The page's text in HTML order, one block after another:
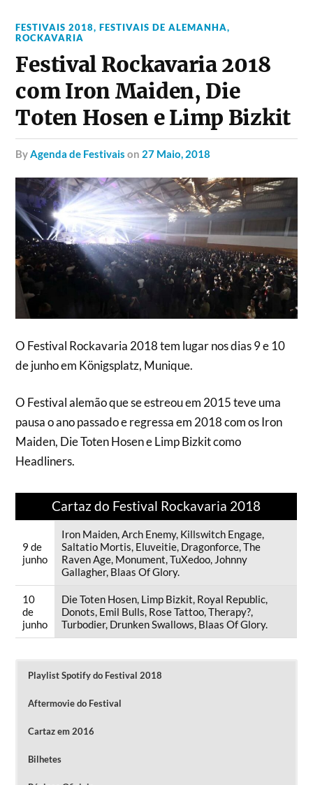
FESTIVAIS 2018,FESTIVAIS DE ALEMANHA,
ROCKAVARIA
Festival Rockavaria 2018
com Iron Maiden, Die
Toten Hosen e Limp Bizkit
byAgenda de Festivais on 27 Maio, 2018
O Festival Rockavaria 2018 tem lugar nos dias 9 e 10
de junho em Königsplatz, Munique.
O Festival alemão que se estreou em 2015 teve uma
pausa o ano passado e regressa em 2018 com os Iron
Maiden, Die Toten Hosen e Limp Bizkit como
Headliners.
Cartaz do Festival Rockavaria 2018
9 de
junho
Iron Maiden, Arch Enemy, Killswitch Engage,
Saltatio Mortis, Eluveitie, Dragonforce, The
Raven Age, Monument, TuXedoo, Johnny
Gallagher, Blaas Of Glory.
10
de
junho
Die Toten Hosen, Limp Bizkit, Royal Republic,
Donots, Emil Bulls, Rose Tattoo, Therapy?,
Turbodier, Drunken Swallows, Blaas Of Glory.
Playlist Spotify do Festival 2018
Aftermovie do Festival
Cartaz em 2016
Bilhetes